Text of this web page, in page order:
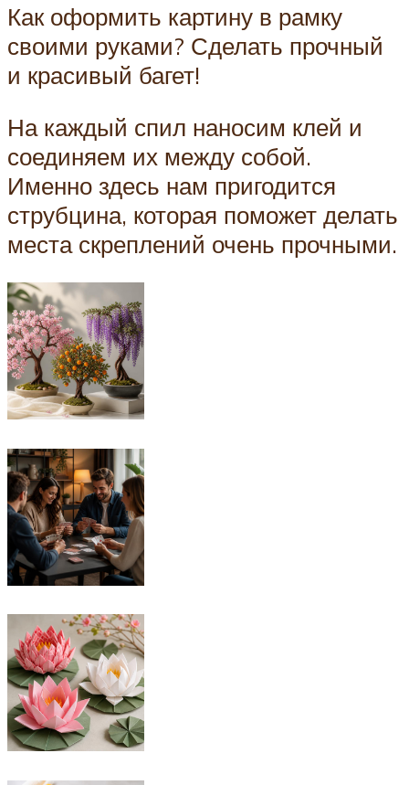
Как оформить картину в рамку
своими руками? Сделать прочный
и красивый багет!
На каждый спил наносим клей и
соединяем их между собой.
Именно здесь нам пригодится
струбцина, которая поможет делать
места скреплений очень прочными.